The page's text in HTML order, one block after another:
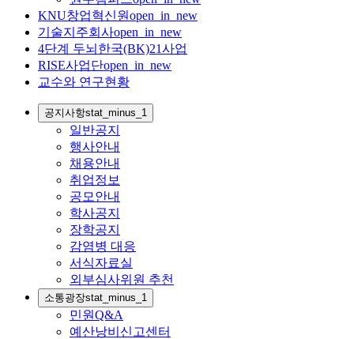
KNU창업혁신원open_in_new
기술지주회사open_in_new
4단계 두뇌한국(BK)21사업
RISE사업단open_in_new
교수와 연구현황
공지사항stat_minus_1
일반공지
행사안내
채용안내
취업정보
공모안내
학사공지
장학공지
감염병 대응
서식자료실
외부심사위원 추천
소통광장stat_minus_1
민원Q&A
예산낭비신고센터